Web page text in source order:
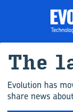
The
Evolution has
share news